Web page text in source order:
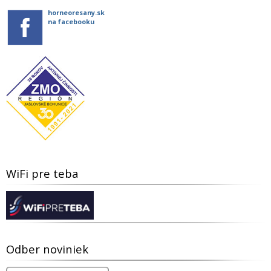
horneoresany.sk
na facebooku
WiFi pre teba
Odber noviniek